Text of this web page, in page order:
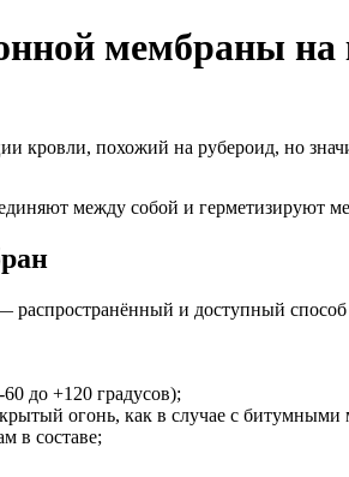
мембраны на
кровли, похожий на рубероид, но
между собой и герметизируют
и доступный
до +120 градусов);
огонь, как в случае с битумными
в составе;